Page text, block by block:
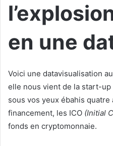
en une
Voici une datavisualisation
elle nous vient de la start-
sous vos yeux ébahis
financement, les ICO (Initial
fonds en cryptomonnaie.